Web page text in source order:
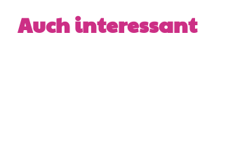
Produktgalerie überspringen
Auch interessant